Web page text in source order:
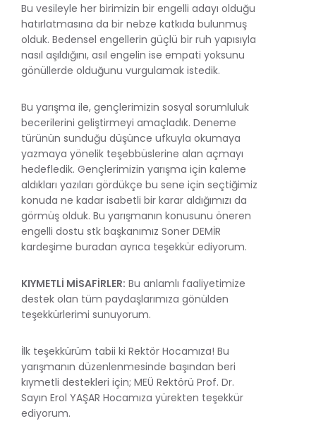
Bu vesileyle her birimizin bir engelli adayı olduğu
hatırlatmasına da bir nebze katkıda bulunmuş
olduk. Bedensel engellerin güçlü bir ruh yapısıyla
nasıl aşıldığını, asıl engelin ise empati yoksunu
gönüllerde olduğunu vurgulamak istedik.
Bu yarışma ile, gençlerimizin sosyal sorumluluk
becerilerini geliştirmeyi amaçladık. Deneme
türünün sunduğu düşünce ufkuyla okumaya
yazmaya yönelik teşebbüslerine alan açmayı
hedefledik. Gençlerimizin yarışma için kaleme
aldıkları yazıları gördükçe bu sene için seçtiğimiz
konuda ne kadar isabetli bir karar aldığımızı da
görmüş olduk. Bu yarışmanın konusunu öneren
engelli dostu stk başkanımız Soner DEMİR
kardeşime buradan ayrıca teşekkür ediyorum.
KIYMETLİ MİSAFİRLER: Bu anlamlı faaliyetimize
destek olan tüm paydaşlarımıza gönülden
teşekkürlerimi sunuyorum.
İlk teşekkürüm tabii ki Rektör Hocamıza! Bu
yarışmanın düzenlenmesinde başından beri
kıymetli destekleri için; MEÜ Rektörü Prof. Dr.
Sayın Erol YAŞAR Hocamıza yürekten teşekkür
ediyorum.